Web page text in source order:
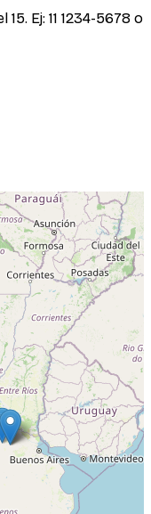
15. Ej: 11 1234-5678 o